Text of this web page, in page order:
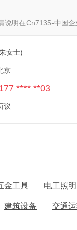
说明在Cn7135-中国企
女士)
京
**** **03
议
金工具 电工照明
建筑设备 交通